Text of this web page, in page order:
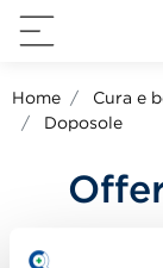
Home Cura e
Doposole